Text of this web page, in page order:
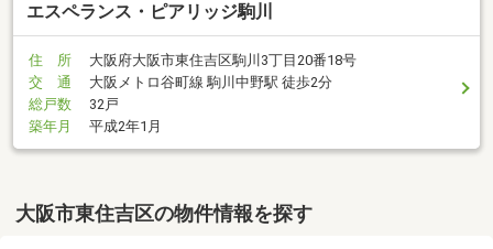
エスペランス・ピアリッジ駒川
住 所
大阪府大阪市東住吉区駒川3丁目20番18号
交 通
大阪メトロ谷町線 駒川中野駅 徒歩2分
総戸数
32戸
築年月
平成2年1月
大阪市東住吉区の物件情報を探す